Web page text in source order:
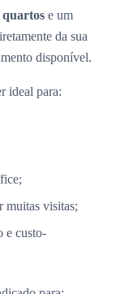
quartos e um
da sua
disponível.
ideal para:
muitas visitas;
e custo-